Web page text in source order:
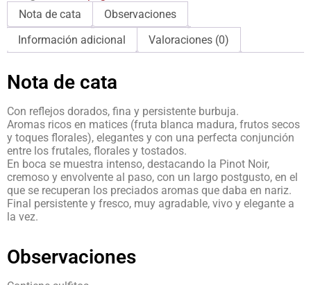
Nota de cata
Observaciones
Información adicional
Valoraciones (0)
Nota de cata
Con reflejos dorados, fina y persistente burbuja.
Aromas ricos en matices (fruta blanca madura, frutos secos
y toques florales), elegantes y con una perfecta conjunción
entre los frutales, florales y tostados.
En boca se muestra intenso, destacando la Pinot Noir,
cremoso y envolvente al paso, con un largo postgusto, en el
que se recuperan los preciados aromas que daba en nariz.
Final persistente y fresco, muy agradable, vivo y elegante a
la vez.
Observaciones